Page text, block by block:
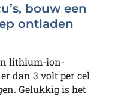
bouw een
ontladen
lithium-ion-
dan 3 volt per cel
Gelukkig is het